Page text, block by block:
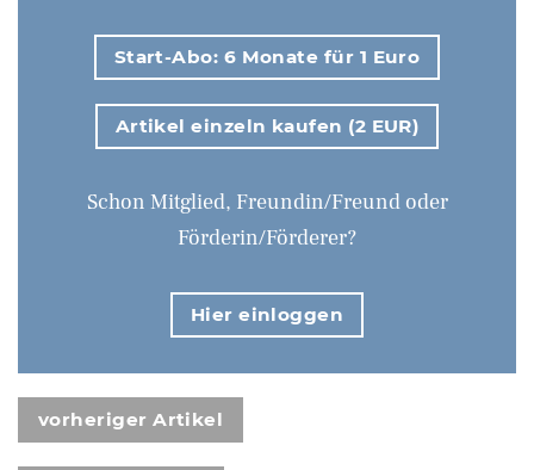
Start-Abo: 6 Monate für 1 Euro
Artikel einzeln kaufen (2 EUR)
Schon Mitglied, Freundin/Freund oder
Förderin/Förderer?
Hier einloggen
vorheriger Artikel